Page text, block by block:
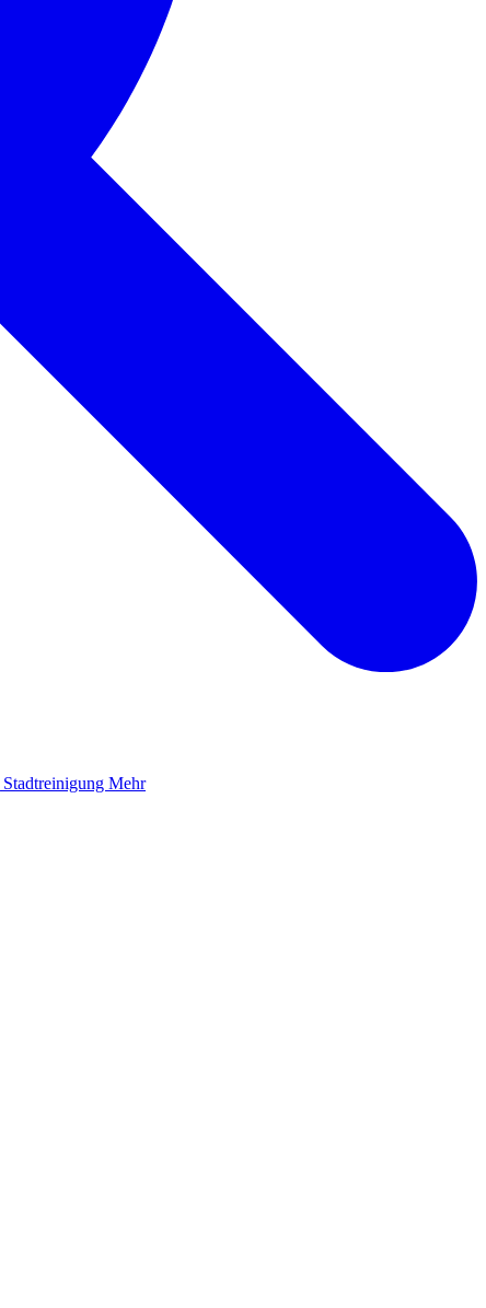
Stadtreinigung Mehr